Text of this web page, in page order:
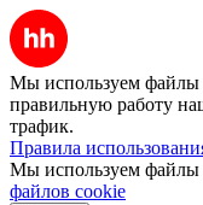
Мы используем файлы
правильную работу
трафик.
Правила
Мы используем файлы
файлов cookie